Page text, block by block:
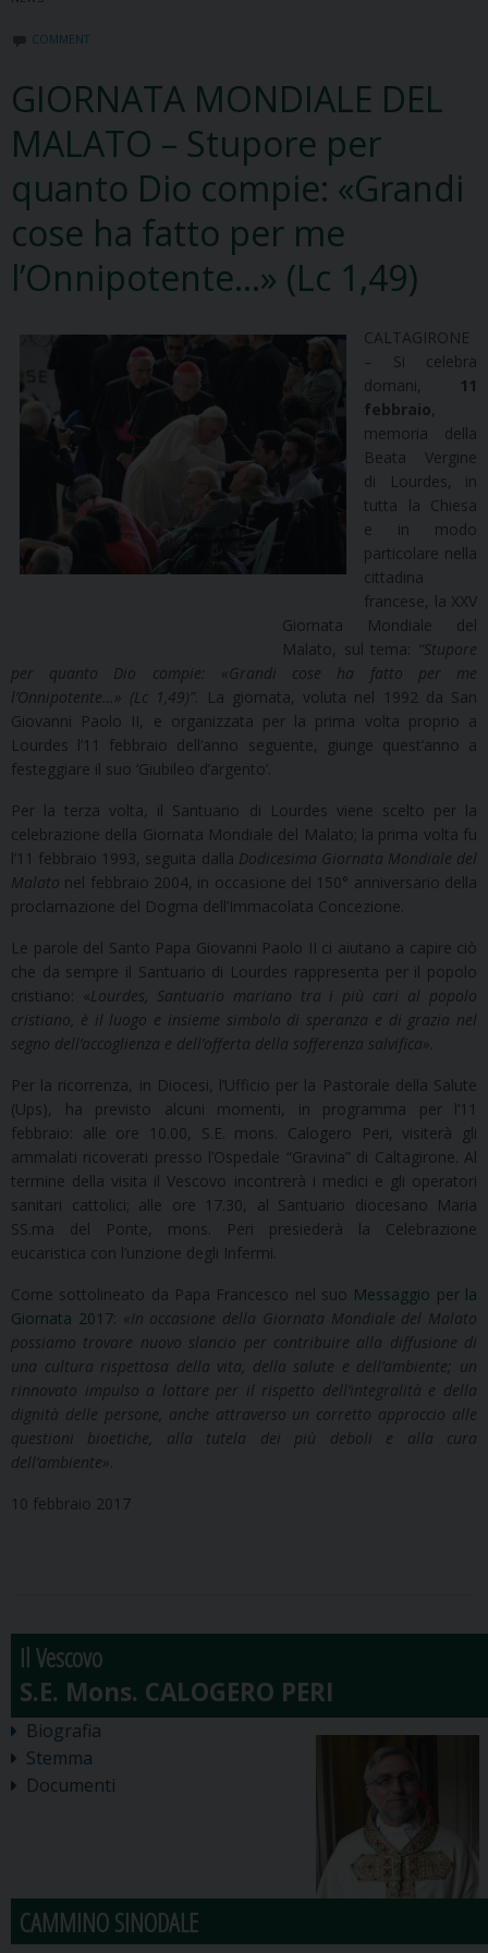
COMMENT
GIORNATA MONDIALE DEL
MALATO – Stupore per
quanto Dio compie: «Grandi
cose ha fatto per me
l’Onnipotente…» (Lc 1,49)
CALTAGIRONE
– Si celebra
domani,
11
febbraio,
memoria della
Beata Vergine
di Lourdes, in
tutta la Chiesa
e in modo
particolare nella
cittadina
francese, la XXV
Giornata Mondiale del
Malato, sul tema: “Stupore
per quanto Dio compie: «Grandi cose ha fatto per me
l’Onnipotente…» (Lc 1,49)” . La giornata, voluta nel 1992 da San
Giovanni Paolo II, e organizzata per la prima volta proprio a
Lourdes l’11 febbraio dell’anno seguente, giunge quest’anno a
festeggiare il suo ‘Giubileo d’argento’.
Per la terza volta, il Santuario di Lourdes viene scelto per la
celebrazione della Giornata Mondiale del Malato; la prima volta fu
l’11 febbraio 1993, seguita dalla Dodicesima Giornata Mondiale del
Malato nel febbraio 2004, in occasione del 150° anniversario della
proclamazione del Dogma dell’Immacolata Concezione.
Le parole del Santo Papa Giovanni Paolo II ci aiutano a capire ciò
che da sempre il Santuario di Lourdes rappresenta per il popolo
cristiano: «Lourdes, Santuario mariano tra i più cari al popolo
cristiano, è il luogo e insieme simbolo di speranza e di grazia nel
segno dell’accoglienza e dell’offerta della sofferenza salvifica»
Per la ricorrenza, in Diocesi, l’Ufficio per la Pastorale della Salute
(Ups), ha previsto alcuni momenti, in programma per l’11
febbraio: alle ore 10.00, S.E. mons. Calogero Peri, visiterà gli
ammalati ricoverati presso l’Ospedale “Gravina” di Caltagirone. Al
termine della visita il Vescovo incontrerà i medici e gli operatori
sanitari cattolici; alle ore 17.30, al Santuario diocesano Maria
SS.ma del Ponte, mons. Peri presiederà la Celebrazione
eucaristica con l’unzione degli Infermi.
Come sottolineato da Papa Francesco nel suo Messaggio per la
Giornata 2017: «In occasione della Giornata Mondiale del Malato
possiamo trovare nuovo slancio per contribuire alla diffusione di
una cultura rispettosa della vita, della salute e dell’ambiente; un
rinnovato impulso a lottare per il rispetto dell’integralità e della
dignità delle persone, anche attraverso un corretto approccio alle
questioni bioetiche, alla tutela dei più deboli e alla cura
dell’ambiente»
10 febbraio 2017
Il Vescovo
Biografia
Stemma
Documenti
CAMMINO SINODALE